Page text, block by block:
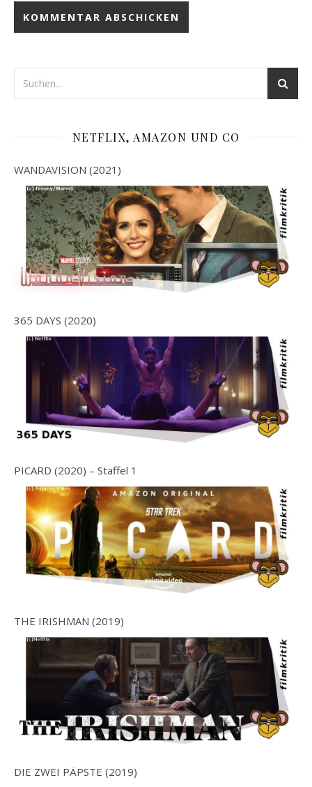
NETFLIX, AMAZON UND CO
WANDAVISION (2021)
365 DAYS (2020)
PICARD (2020) – Staffel 1
THE IRISHMAN (2019)
DIE ZWEI PÄPSTE (2019)